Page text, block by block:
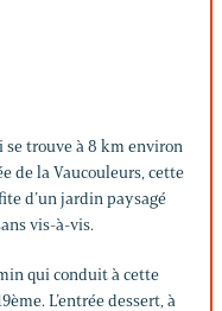
trouve à 8 km environ
de la Vaucouleurs, cette
d’un jardin paysagé
vis-à-vis.
qui conduit à cette
L’entrée dessert, à